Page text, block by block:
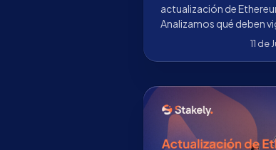
actualización de
Analizamos qué deben
institucionales y
11 de